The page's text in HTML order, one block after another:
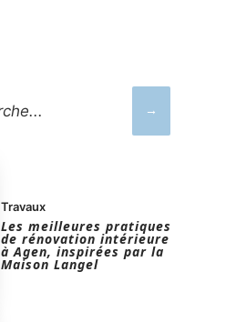
Travaux
Les meilleures pratiques
de rénovation intérieure
à Agen, inspirées par la
Maison Langel